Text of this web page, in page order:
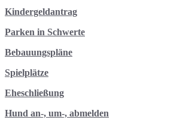
Kindergeldantrag
Parken in Schwerte
Bebauungspläne
Spielplätze
Eheschließung
Hund an-, um-, abmelden